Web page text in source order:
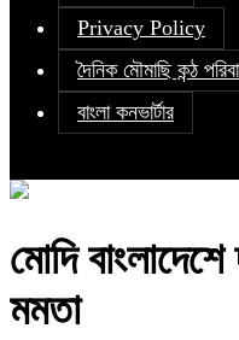
Privacy Policy
দৈনিক মৌমাছি কন্ঠ
বাংলা কনভার্টার
মোদি বাংলাদেশে
মমতা